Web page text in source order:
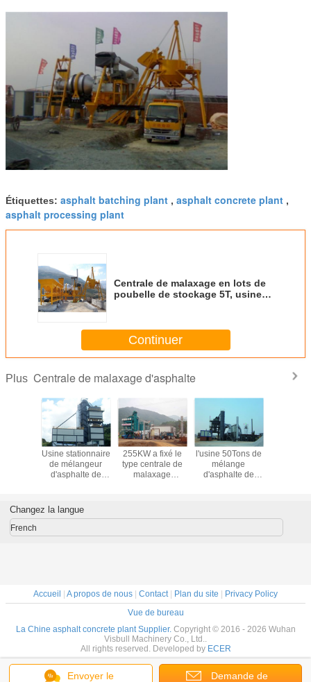
Étiquettes: asphalt batching plant , asphalt concrete plant ,
asphalt processing plant
Centrale de malaxage en lots de
poubelle de stockage 5T, usine
Continuer
Plus Centrale de malaxage d'asphalte
finie par
Usine stationnaire
de mélangeur
d'asphalte de
complètement
automatique de la
mélangeur
255KW a fixé le
type centrale de
malaxage
de la poubelle
poids
l'usine 50Tons de
mélange
d'asphalte de
160TPH complet
de Storge
brûleur à
Envoyer le Demande de
Changez la langue
French
Accueil A propos de nous Contact| Plan du site
Privacy Policy
Vue de bureau
La Chine asphalt concrete plant Supplier. Copyright © 2016 - 2026 Wuhan
Visbull Machinery Co., Ltd..
All rights reserved. Developed by ECER